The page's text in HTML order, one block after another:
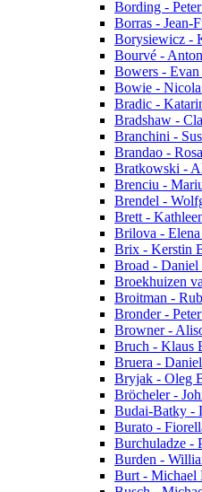
Bording -
Borras - Jean-
Borysiewicz -
Bourvé -
Bowers -
Bowie -
Bradic -
Bradshaw -
Branchini -
Brandao -
Bratkowski -
Brenciu -
Brendel -
Brett -
Brilova -
Brix - Kerstin
Broad - Daniel
Broekhuizen
Broitman -
Bronder -
Browner -
Bruch - Klaus
Bruera -
Bryjak - Oleg
Bröcheler -
Budai-Batky -
Burato -
Burchuladze -
Burden -
Burt - Michael